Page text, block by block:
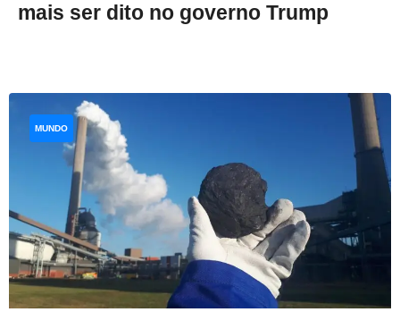
mais ser dito no governo Trump
MUNDO